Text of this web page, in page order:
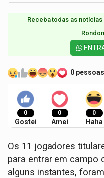
Receba todas as
0
0
Gostei
0
Amei
0
Haha
Os 11 jogadores
para entrar em campo
alguns instantes,